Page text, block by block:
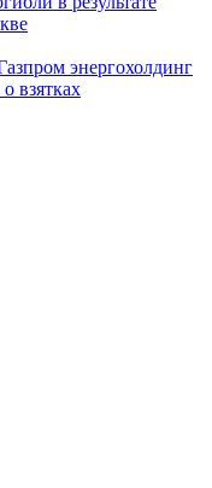
энергохолдинг
взятках